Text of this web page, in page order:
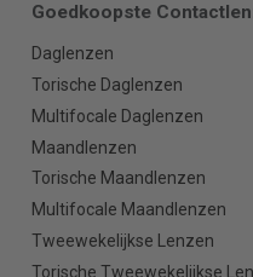
Goedkoopste
Daglenzen
Torische Daglenzen
Multifocale Daglenzen
Maandlenzen
Torische Maandlenzen
Multifocale Maandlenzen
Tweewekelijkse Lenzen
Torische Tweewekelijkse